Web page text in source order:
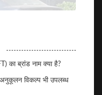
का ब्रांड नाम क्या है?
विकल्प भी उपलब्ध